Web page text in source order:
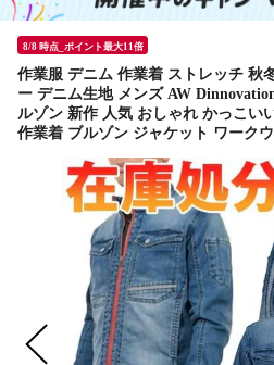
8/8 時点_ポイント最大11倍
作業服 デニム 作業着 ストレッチ 秋
ー デニム生地 メンズ AW
ルゾン 新作 人気 おしゃれ かっこい
作業着 ブルゾン ジャケット ワーク